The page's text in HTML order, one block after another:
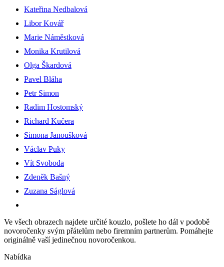
Kateřina Nedbalová
Libor Kovář
Marie Náměstková
Monika Krutilová
Olga Škardová
Pavel Bláha
Petr Simon
Radim Hostomský
Richard Kučera
Simona Janoušková
Václav Puky
Vít Svoboda
Zdeněk Bašný
Zuzana Ságlová
Ve všech obrazech najdete určité kouzlo, pošlete ho dál v podobě
novoročenky svým přátelům nebo firemním partnerům. Pomáhejte
originálně vaší jedinečnou novoročenkou.
Nabídka